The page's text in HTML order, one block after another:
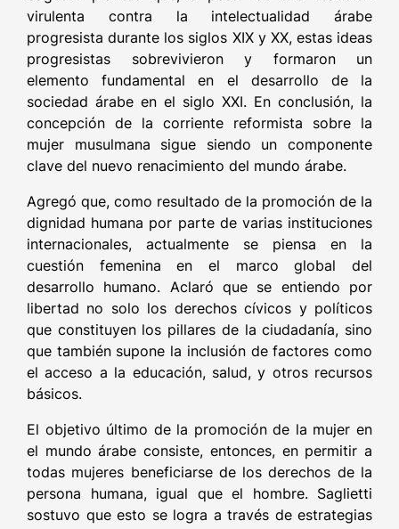
virulenta contra la intelectualidad árabe
progresista durante los siglos XIX y XX, estas ideas
progresistas sobrevivieron y formaron un
elemento fundamental en el desarrollo de la
sociedad árabe en el siglo XXI. En conclusión, la
concepción de la corriente reformista sobre la
mujer musulmana sigue siendo un componente
clave del nuevo renacimiento del mundo árabe.
Agregó que, como resultado de la promoción de la
dignidad humana por parte de varias instituciones
internacionales, actualmente se piensa en la
cuestión femenina en el marco global del
desarrollo humano. Aclaró que se entiendo por
libertad no solo los derechos cívicos y políticos
que constituyen los pillares de la ciudadanía, sino
que también supone la inclusión de factores como
el acceso a la educación, salud, y otros recursos
básicos.
El objetivo último de la promoción de la mujer en
el mundo árabe consiste, entonces, en permitir a
todas mujeres beneficiarse de los derechos de la
persona humana, igual que el hombre. Saglietti
sostuvo que esto se logra a través de estrategias